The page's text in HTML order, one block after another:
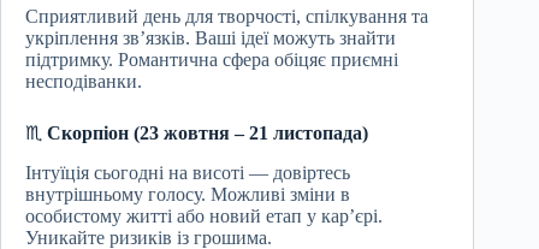
Сприятливий день для творчості, спілкування та
укріплення зв’язків. Ваші ідеї можуть знайти
підтримку. Романтична сфера обіцяє приємні
несподіванки.
♏ Скорпіон (23 жовтня – 21 листопада)
Інтуїція сьогодні на висоті — довіртесь
внутрішньому голосу. Можливі зміни в
особистому житті або новий етап у кар’єрі.
Уникайте ризиків із грошима.